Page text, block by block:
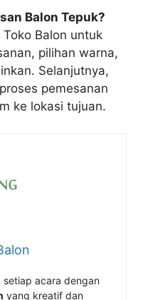
Balon Tepuk?
Balon untuk
pilihan warna,
Selanjutnya,
pemesanan
ke lokasi tujuan.
setiap acara dengan
yang kreatif dan